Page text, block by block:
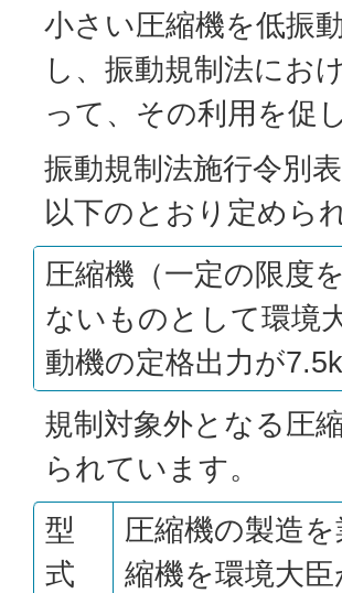
小さい圧縮機を低振
し、振動規制法にお
って、その利用を促
振動規制法施行令別
以下のとおり定めら
圧縮機（一定の限度
ないものとして環境
動機の定格出力が
規制対象外となる圧
られています。
型
式
圧縮機の製造
縮機を環境大